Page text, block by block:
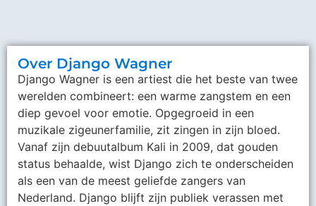
Over Django Wagner
Django Wagner is een artiest die het beste van twee
werelden combineert: een warme zangstem en een
diep gevoel voor emotie. Opgegroeid in een
muzikale zigeunerfamilie, zit zingen in zijn bloed.
Vanaf zijn debuutalbum Kali in 2009, dat gouden
status behaalde, wist Django zich te onderscheiden
als een van de meest geliefde zangers van
Nederland. Django blijft zijn publiek verassen met